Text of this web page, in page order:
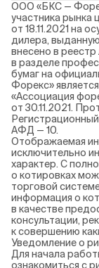
ООО «БКС —
участника
от 18.11.2021 на
дилера,
внесено в
в разделе
бумаг на
Форекс»
«Ассоциация
от 30.11.2021.
АФД — 10.
Отображаемая
исключительно
характер. С
о котировках
торговой
информация о
в качестве
консультации,
к совершению
Уведомление о
Для начала
ознакомиться с